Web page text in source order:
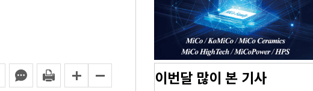
이번달 많이 본 기사